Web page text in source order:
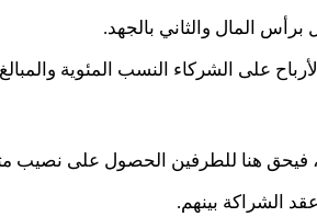
المال والثاني بالجهد.
الشركاء النسب المئوية والمبالغ
فيحق هنا للطرفين الحصول على نصيب
الشراكة بينهم.